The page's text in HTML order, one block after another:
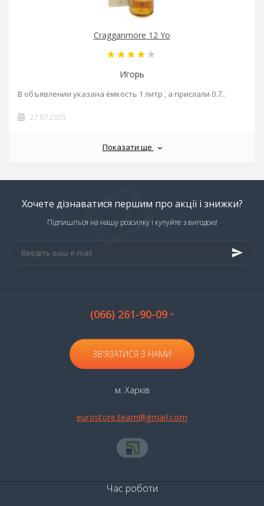
Cragganmore 12 Yo
Игорь
В объявлении указана ёмкость 1 литр , а прислали 0.7..
27.07.2025
Показати ще
Хочете дізнаватися першим про акції і знижки?
Підпишіться на нашу розсилку і купуйте з вигодою!
(066) 261-90-09
ЗВ'ЯЗАТИСЯ З НАМИ
м. Харків
eurostore.team@gmail.com
Час роботи